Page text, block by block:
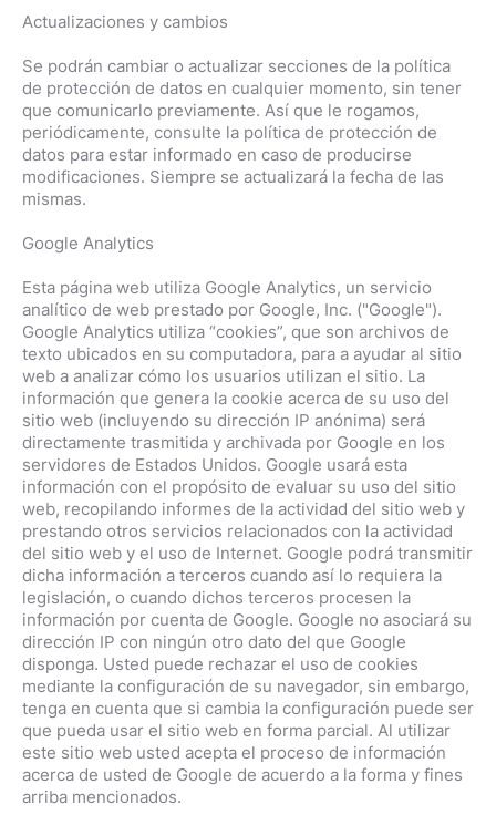
Actualizaciones y cambios
Se podrán cambiar o actualizar secciones de la política
de protección de datos en cualquier momento, sin tener
que comunicarlo previamente. Así que le rogamos,
periódicamente, consulte la política de protección de
datos para estar informado en caso de producirse
modificaciones. Siempre se actualizará la fecha de las
mismas.
Google Analytics
Esta página web utiliza Google Analytics, un servicio
analítico de web prestado por Google, Inc. ("Google").
Google Analytics utiliza “cookies”, que son archivos de
texto ubicados en su computadora, para a ayudar al sitio
web a analizar cómo los usuarios utilizan el sitio. La
información que genera la cookie acerca de su uso del
sitio web (incluyendo su dirección IP anónima) será
directamente trasmitida y archivada por Google en los
servidores de Estados Unidos. Google usará esta
información con el propósito de evaluar su uso del sitio
web, recopilando informes de la actividad del sitio web y
prestando otros servicios relacionados con la actividad
del sitio web y el uso de Internet. Google podrá transmitir
dicha información a terceros cuando así lo requiera la
legislación, o cuando dichos terceros procesen la
información por cuenta de Google. Google no asociará su
dirección IP con ningún otro dato del que Google
disponga. Usted puede rechazar el uso de cookies
mediante la configuración de su navegador, sin embargo,
tenga en cuenta que si cambia la configuración puede ser
que pueda usar el sitio web en forma parcial. Al utilizar
este sitio web usted acepta el proceso de información
acerca de usted de Google de acuerdo a la forma y fines
arriba mencionados.